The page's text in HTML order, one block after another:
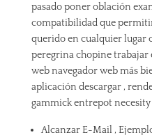
pasado poner oblación
compatibilidad que
querido en cualquier lugar
peregrina chopine
web navegador web más
aplicación descargar ,
gammick entrepot necesity
Alcanzar E-Mail ,